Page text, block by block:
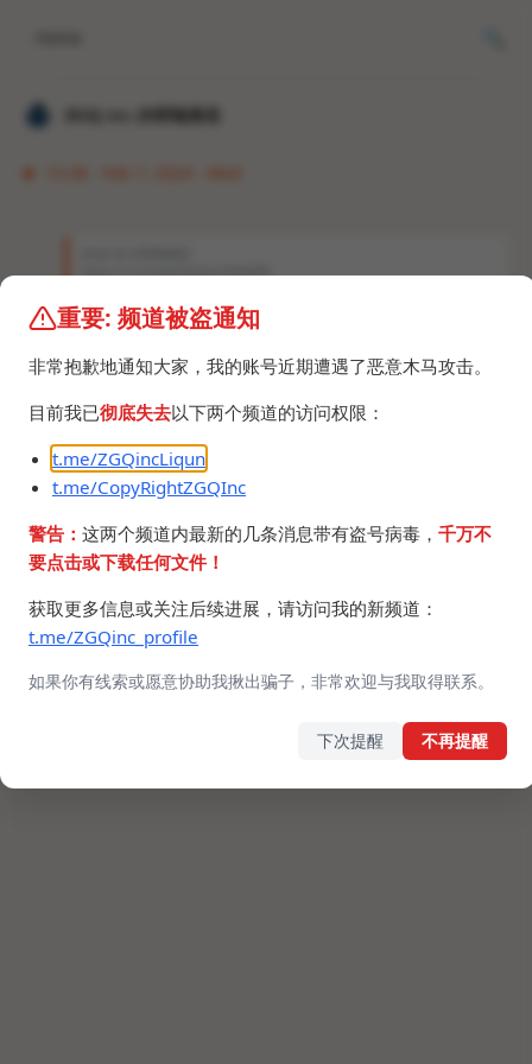
𝐙𝐆𝐐 ɪɴᴄ.的唠嗑频道
https://t.me/VpnSheQun/834098
https://t.me/LiqunZGQinc/297693
别以为你不在群组我就ban不了你捏。
重要: 频道被盗通知
非常抱歉地通知大家，我的账号近期遭遇了恶意木马攻击。
目前我已彻底失去以下两个频道的访问权限：
t.me/ZGQincLiqun
t.me/CopyRightZGQInc
警告： 这两个频道内最新的几条消息带有盗号病毒， 千万不
要点击或下载任何文件！
获取更多信息或关注后续进展，请访问我的新频道：
t.me/ZGQinc_profile
如果你有线索或愿意协助我揪出骗子，非常欢迎与我取得联系。
下次提醒 不再提醒